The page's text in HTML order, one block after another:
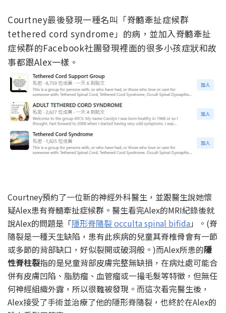
Courtney最後發現一種名叫「脊髓牽扯症候群
tethered cord syndrome」的病，並加入脊髓牽扯
症候群的Facebook社團發現裡面的很多小孩症狀和故
事都跟Alex一樣。
Courtney預約了一位新的神經外科醫生，並跟醫生說她懷
疑Alex患有脊髓牽扯症候群。醫生看完Alex的MRI紀錄後就
說Alex的問題是「隱形脊隨裂 occulta spinal bifida」。(脊
隨裂是一種天生缺陷，患有此疾病的兒童其脊椎骨會有一節
或多節的背部缺口，好似裂開或破洞般。)而Alex所患的隱
性脊柱裂指的是兒童背部皮膚完整無缺損，在病灶處可能合
併有皮膚凹陷、脂肪瘤、血管瘤或一撮毛髮等特徵，但無任
何神經組織外露，所以很難被發現。而這次看完醫生後，
Alex接受了手術並治療了他的隱形脊隨裂，也終於在Alex的